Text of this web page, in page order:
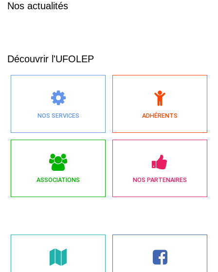
Nos actualités
Découvrir l'UFOLEP
NOS SERVICES ADHÉRENTS
ASSOCIATIONS NOS PARTENAIRES